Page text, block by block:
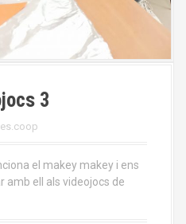
3
el makey makey i ens
amb ell als videojocs de